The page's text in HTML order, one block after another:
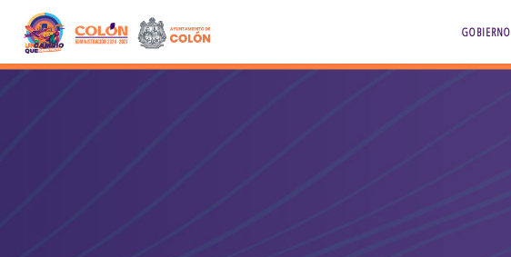
GOBIERNO